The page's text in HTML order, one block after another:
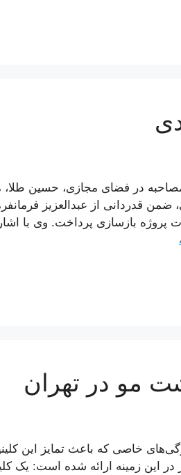
در فضای مجازی، حسین طلا،
قدردانی از عبدالعزیز
پروژه بازسازی پرداخت. وی با
مو در تهران
خاصی که باعث تمایز این
این زمینه ارائه شده است: یک